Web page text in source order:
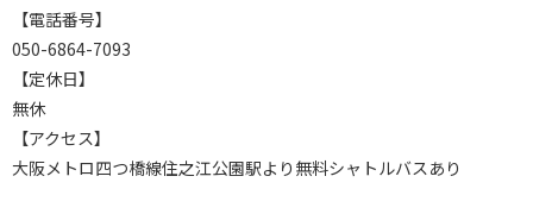
【電話番号】
050-6864-7093
【定休日】
無休
【アクセス】
大阪メトロ四つ橋線住之江公園駅より無料シャトルバスあり